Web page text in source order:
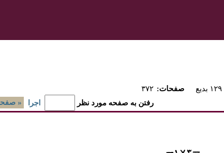
۳۷۲ :صفحات
صفحه قبل » رفتن به صفحه مورد نظر
اجرا